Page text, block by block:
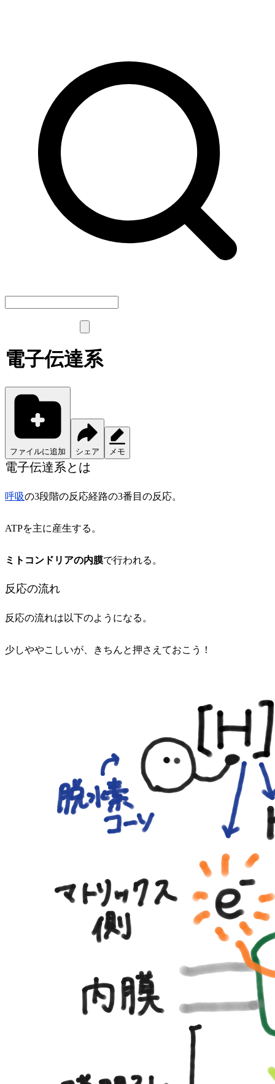
電子伝達系
ファイルに追加 シェア メモ
電子伝達系とは
呼吸の3段階の反応経路の3番目の反応。
ATPを主に産生する。
ミトコンドリアの内膜で行われる。
反応の流れ
反応の流れは以下のようになる。
少しややこしいが、きちんと押さえておこう！